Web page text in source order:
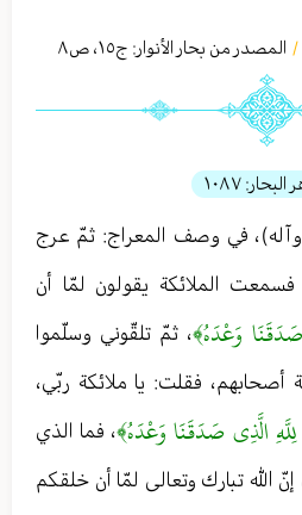
/ المصدر من بحار الأنوار: ج١٥، ص٨
البحار: ١٠٨٧
وآله)، في وصف المعراج: ثمّ عرج
فسمعت الملائكة يقولون لمّا أن
وَعْدَهُ﴾، ثمّ تلقّوني وسلّموا
أصحابهم، فقلت: يا ملائكة ربّي،
الَّذِي صَدَقَنَا وَعْدَهُ﴾، فما الذي
إنّ الله تبارك وتعالی لمّا أن خلقكم